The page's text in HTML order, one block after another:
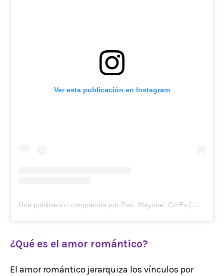
Ver esta publicación en Instagram
U
na publicación compartida por Psic. Maynne´ Co.Es (@laboratorio_afectivo)
¿Qué es el amor romántico?
El amor romántico jerarquiza los vínculos por